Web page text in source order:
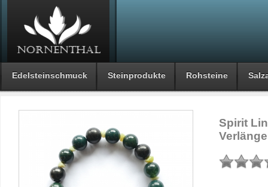
Edelsteinschmuck Steinprodukte Rohsteine
Spirit